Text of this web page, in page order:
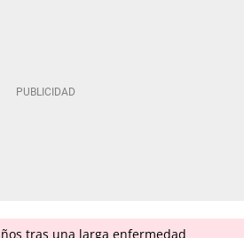
tras una larga enfermedad